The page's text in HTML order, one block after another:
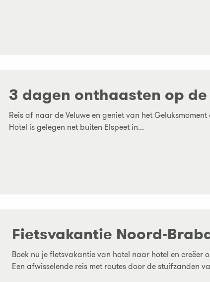
3 dagen onthaasten op de
Reis af naar de Veluwe en geniet van het
Hotel is gelegen net buiten Elspeet in...
Fietsvakantie Noord-
Boek nu je fietsvakantie van hotel naar hotel en
Een afwisselende reis met routes door de stuifzanden